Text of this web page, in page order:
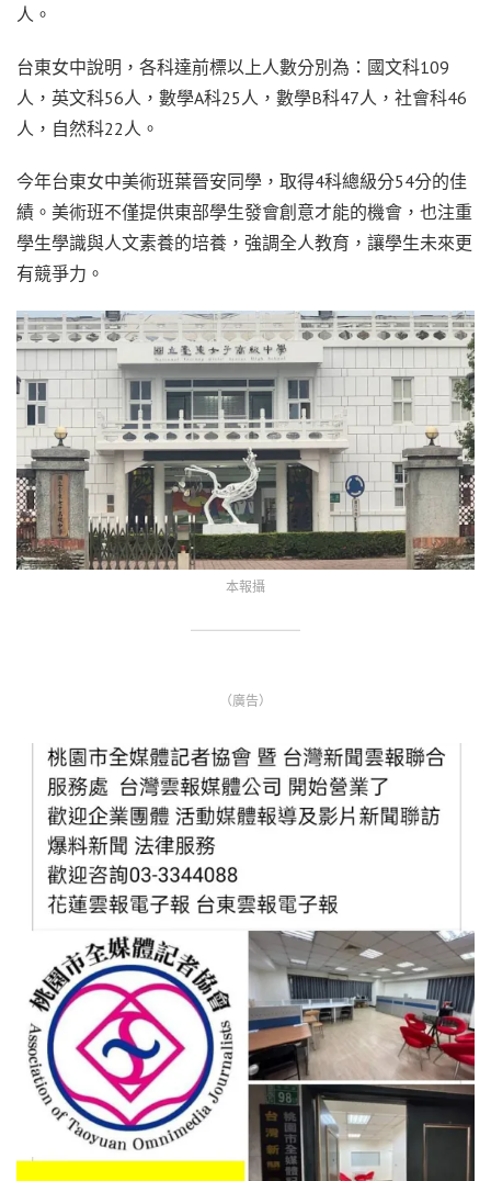
人。
台東女中說明，各科達前標以上人數分別為：國文科109
人，英文科56人，數學A科25人，數學B科47人，社會科46
人，自然科22人。
今年台東女中美術班葉晉安同學，取得4科總級分54分的佳
績。美術班不僅提供東部學生發會創意才能的機會，也注重
學生學識與人文素養的培養，強調全人教育，讓學生未來更
有競爭力。
本報攝
（廣告）